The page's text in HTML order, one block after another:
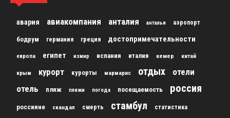
авария авиакомпания анталия анталья аэропорт
бодрум германия греция достопримечательности
европа египет измир испания италия кемер китай
крым курорт курорты мармарис отдых
отели
отель
пляж пляжи погода посещаемость россия
россияне скандал смерть стамбул статистика